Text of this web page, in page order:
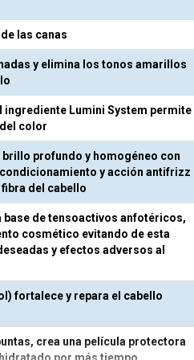
las canas
y elimina los tonos amarillos
ingrediente Lumini System permite
color
profundo y homogéneo con
y acción antifrizz
del cabello
base de tensoactivos anfotéricos,
cosmético evitando de esta
y efectos adversos al
fortalece y repara el cabello
crea una película protectora
por más tiempo